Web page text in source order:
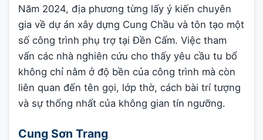
Năm 2024, địa phương từng lấy ý kiến chuyên
gia về dự án xây dựng Cung Chầu và tôn tạo một
số công trình phụ trợ tại Đền Cấm. Việc tham
vấn các nhà nghiên cứu cho thấy yêu cầu tu bổ
không chỉ nằm ở độ bền của công trình mà còn
liên quan đến tên gọi, lớp thờ, cách bài trí tượng
và sự thống nhất của không gian tín ngưỡng.
Cung Sơn Trang